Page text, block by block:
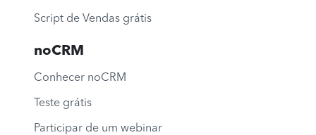
Script de Vendas grátis
noCRM
Conhecer noCRM
Teste grátis
Participar de um webinar